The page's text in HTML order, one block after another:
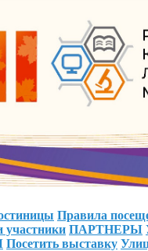
Правила
участники ПАРТНЕРЫ
Посетить выставку